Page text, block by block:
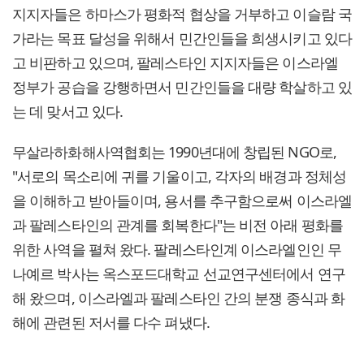
지지자들은 하마스가 평화적 협상을 거부하고 이슬람 국
가라는 목표 달성을 위해서 민간인들을 희생시키고 있다
고 비판하고 있으며, 팔레스타인 지지자들은 이스라엘
정부가 공습을 강행하면서 민간인들을 대량 학살하고 있
는 데 맞서고 있다.
무살라하화해사역협회는 1990년대에 창립된 NGO로,
"서로의 목소리에 귀를 기울이고, 각자의 배경과 정체성
을 이해하고 받아들이며, 용서를 추구함으로써 이스라엘
과 팔레스타인의 관계를 회복한다"는 비전 아래 평화를
위한 사역을 펼쳐 왔다. 팔레스타인계 이스라엘인인 무
나예르 박사는 옥스포드대학교 선교연구센터에서 연구
해 왔으며, 이스라엘과 팔레스타인 간의 분쟁 종식과 화
해에 관련된 저서를 다수 펴냈다.